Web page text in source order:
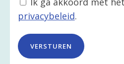
privacybeleid.